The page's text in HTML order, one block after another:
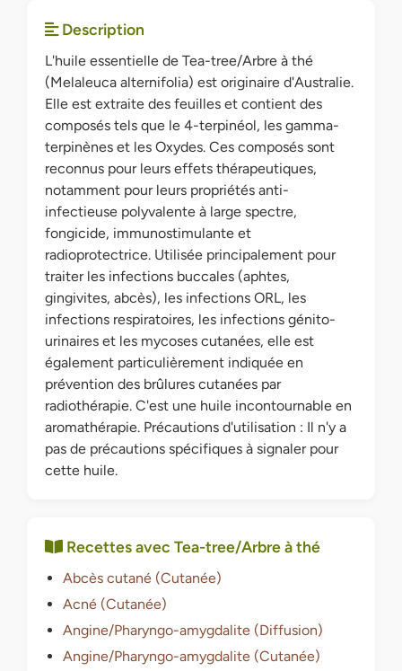
Description
L'huile essentielle de Tea-tree/Arbre à thé
(Melaleuca alternifolia) est originaire d'Australie.
Elle est extraite des feuilles et contient des
composés tels que le 4-terpinéol, les gamma-
terpinènes et les Oxydes. Ces composés sont
reconnus pour leurs effets thérapeutiques,
notamment pour leurs propriétés anti-
infectieuse polyvalente à large spectre,
fongicide, immunostimulante et
radioprotectrice. Utilisée principalement pour
traiter les infections buccales (aphtes,
gingivites, abcès), les infections ORL, les
infections respiratoires, les infections génito-
urinaires et les mycoses cutanées, elle est
également particulièrement indiquée en
prévention des brûlures cutanées par
radiothérapie. C'est une huile incontournable en
aromathérapie. Précautions d'utilisation : Il n'y a
pas de précautions spécifiques à signaler pour
cette huile.
Recettes avec Tea-tree/Arbre à thé
Abcès cutané (Cutanée)
Acné (Cutanée)
Angine/Pharyngo-amygdalite (Diffusion)
Angine/Pharyngo-amygdalite (Cutanée)